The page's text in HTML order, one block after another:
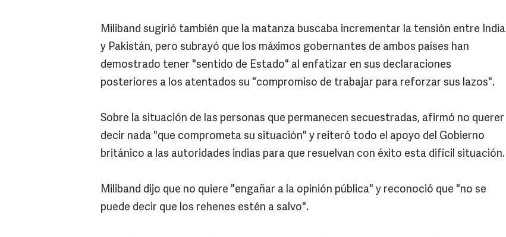
Miliband sugirió también que la matanza buscaba incrementar la tensión entre India
y Pakistán, pero subrayó que los máximos gobernantes de ambos países han
demostrado tener "sentido de Estado" al enfatizar en sus declaraciones
posteriores a los atentados su "compromiso de trabajar para reforzar sus lazos".
Sobre la situación de las personas que permanecen secuestradas, afirmó no querer
decir nada "que comprometa su situación" y reiteró todo el apoyo del Gobierno
británico a las autoridades indias para que resuelvan con éxito esta difícil situación.
Miliband dijo que no quiere "engañar a la opinión pública" y reconoció que "no se
puede decir que los rehenes estén a salvo".